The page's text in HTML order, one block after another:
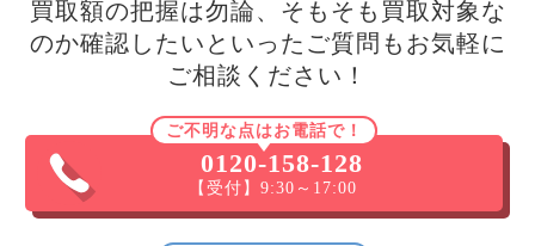
買取額の把握は勿論、そもそも買取対象な
のか確認したいといったご質問もお気軽に
ご相談ください！
ご不明な点はお電話で！
0120-158-128
【受付】9:30～17:00